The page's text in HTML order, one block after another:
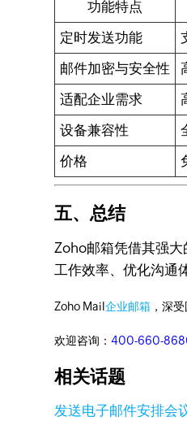
功能特点
定时发送功能
邮件加密与安全性
适配企业需求
设备兼容性
价格
五、总结
Zoho邮箱凭借其强
工作效率、优化沟通
Zoho Mail企业邮箱 ，深
欢迎咨询：400-660-
相关话题
发送电子邮件安排会